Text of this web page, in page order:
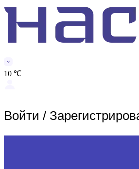
10 ℃
Войти /